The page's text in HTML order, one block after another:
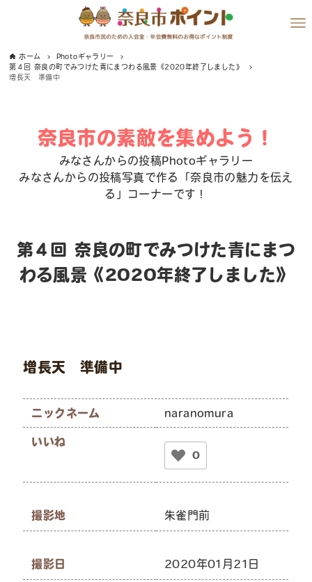
ホーム
Photoギャラリー
第４回 奈良の町でみつけた青にまつわる風景《2020年終了しました》
増長天 準備中
奈良市の素敵を集めよう！
みなさんからの投稿Photoギャラリー
みなさんからの投稿写真で作る「奈良市の魅力を伝え
る」コーナーです！
第４回 奈良の町でみつけた青にまつ
わる風景《2020年終了しました》
増長天 準備中
ニックネーム naranomura
いいね
0
撮影地 朱雀門前
撮影日 2020年01月21日